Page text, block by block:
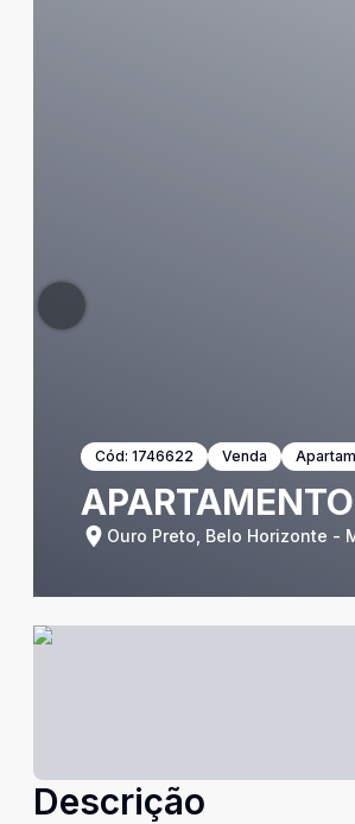
Cód: 1746622 Venda
Ouro Preto, Belo Horizonte -
Descrição